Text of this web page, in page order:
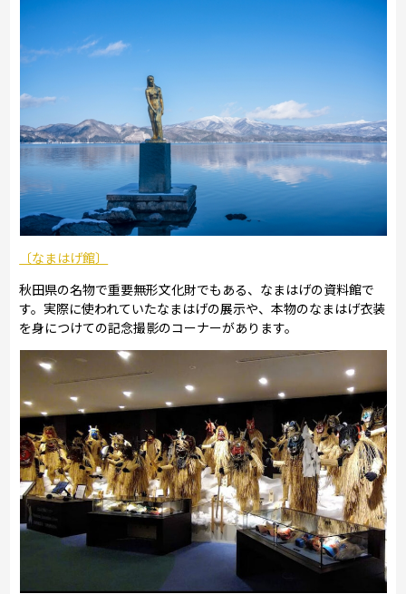
〔なまはげ館〕
秋田県の名物で重要無形文化財でもある、なまはげの資料館で
す。実際に使われていたなまはげの展示や、本物のなまはげ衣装
を身につけての記念撮影のコーナーがあります。